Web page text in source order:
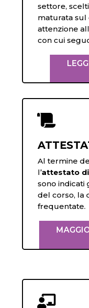
settore,
maturata sul
attenzione
con cui

Al termine
l’attestato
sono indicati
del corso, la
frequentate.
